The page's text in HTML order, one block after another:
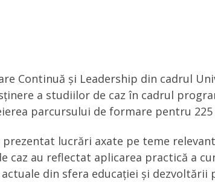
Continuă și Leadership din cadrul
a studiilor de caz în cadrul
parcursului de formare pentru
lucrări axate pe teme
au reflectat aplicarea practică a
din sfera educației și dezvoltării